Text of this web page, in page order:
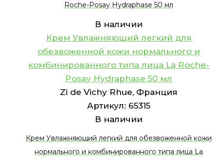
Roche-Posay Hydraphase 50 мл
В наличии
Крем Увлажняющий легкий для
обезвоженной кожи нормального и
комбинированного типа лица La Roche-
Posay Hydraphase 50 мл
Zi de Vichy Rhue, Франция
Артикул: 65315
В наличии
Крем Увлажняющий легкий для обезвоженной кожи
нормального и комбинированного типа лица La